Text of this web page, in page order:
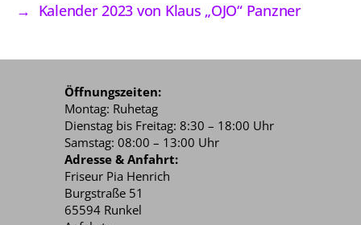
→ Kalender 2023 von Klaus „OJO“ Panzner
Öffnungszeiten:
Montag: Ruhetag
Dienstag bis Freitag: 8:30 – 18:00 Uhr
Samstag: 08:00 – 13:00 Uhr
Adresse & Anfahrt:
Friseur Pia Henrich
Burgstraße 51
65594 Runkel